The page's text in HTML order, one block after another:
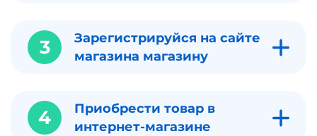
3
Зарегистрируйся на сайте
магазина магазину
4
Приобрести товар в
интернет-магазине